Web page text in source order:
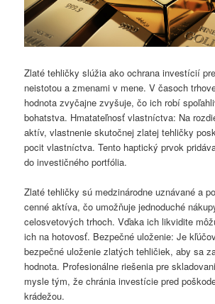
Zlaté tehličky slúžia ako ochrana investícií
neistotou a zmenami v mene. V časoch
hodnota zvyčajne zvyšuje, čo ich robí
bohatstva. Hmatateľnosť vlastníctva: Na
aktív, vlastnenie skutočnej zlatej tehličky
pocit vlastníctva. Tento haptický prvok
do investičného portfólia.
Zlaté tehličky sú medzinárodne uznávané a
cenné aktíva, čo umožňuje jednoduché
celosvetových trhoch. Vďaka ich likvidite
ich na hotovosť. Bezpečné uloženie: Je
bezpečné uloženie zlatých tehličiek, aby sa
hodnota. Profesionálne riešenia pre
mysle tým, že chránia investície pred
krádežou.